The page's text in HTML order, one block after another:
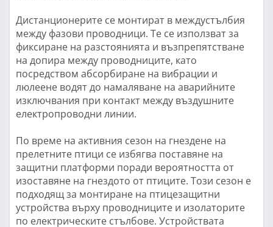
Дистанционерите се монтират в междустълбия
между фазови проводници. Те се използват за
фиксиране на разстоянията и възпрепятстване
на допира между проводниците, като
посредством абсорбиране на вибрации и
люлеене водят до намаляване на аварийните
изключвания при контакт между въздушните
електропроводни линии.
По време на активния сезон на гнездене на
прелетните птици се избягва поставяне на
защитни платформи поради вероятността от
изоставяне на гнездото от птиците. Този сезон е
подходящ за монтиране на птицезащитни
устройства върху проводниците и изолаторите
по електрическите стълбове. Устройствата